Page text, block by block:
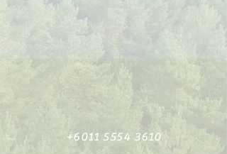
+6011 5554 3610